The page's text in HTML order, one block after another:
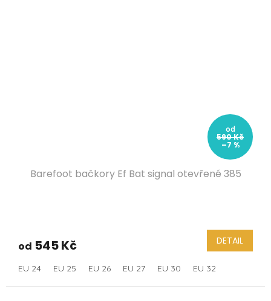
od
590 Kč
–7 %
Barefoot bačkory Ef Bat signal otevřené 385
od 545 Kč DETAIL
EU 24 EU 25 EU 26 EU 27 EU 30 EU 32